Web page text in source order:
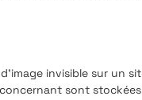
invisible sur un
sont stockées